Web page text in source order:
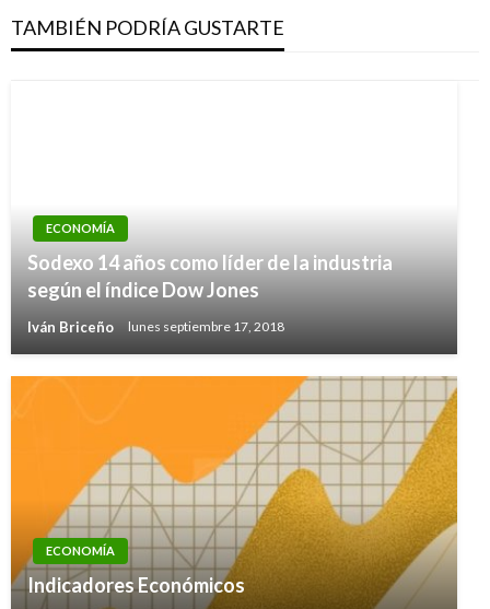
TAMBIÉN PODRÍA GUSTARTE
ECONOMÍA
Sodexo 14 años como líder de la industria
según el índice Dow Jones
Iván Briceño lunes septiembre 17, 2018
ECONOMÍA
Indicadores Económicos